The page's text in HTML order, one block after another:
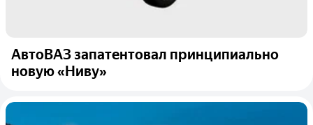
АвтоВАЗ запатентовал принципиально
новую «Ниву»